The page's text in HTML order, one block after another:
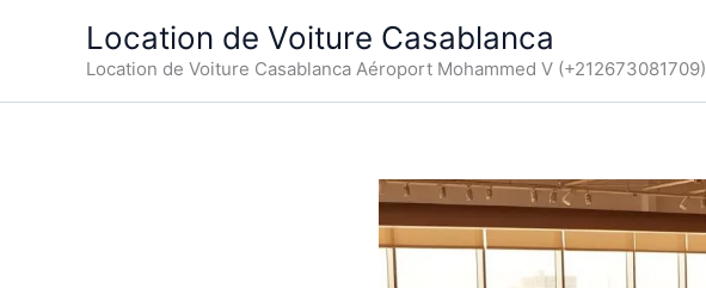
Location de Voiture Casablanca
Location de Voiture Casablanca Aéroport Mohammed V (+212673081709)